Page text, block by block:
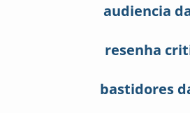
audiencia
resenha
bastidores